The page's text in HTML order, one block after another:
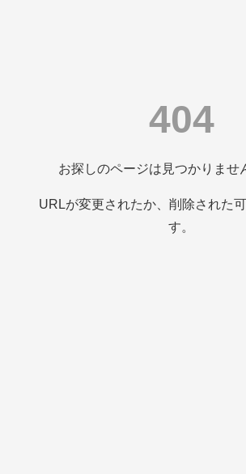
404
お探しのページは見つかりませ
URLが変更されたか、削除された
す。